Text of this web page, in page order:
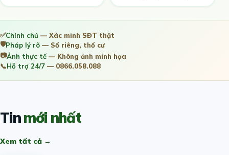
✅Chính chủ — Xác minh SĐT thật
🛡️Pháp lý rõ — Sổ riêng, thổ cư
📷Ảnh thực tế— Không ảnh minh họa
📞Hỗ trợ 24/7 — 0866.058.088
Tinmới nhất
Xem tất cả →